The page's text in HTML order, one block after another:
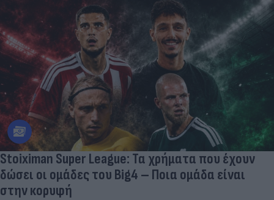
Stoiximan Super League: Τα χρήματα που έχουν
δώσει οι ομάδες του Big4 – Ποια ομάδα είναι
στην κορυφή